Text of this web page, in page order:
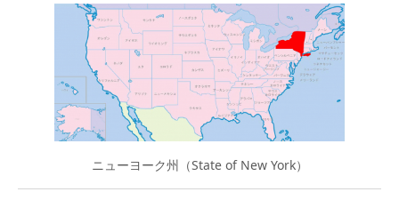
ニューヨーク州（State of New York）